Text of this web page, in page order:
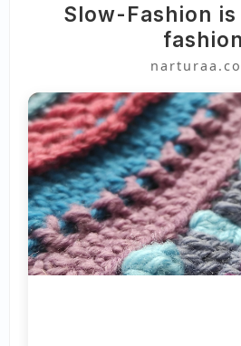
Slow-Fashion
fashion